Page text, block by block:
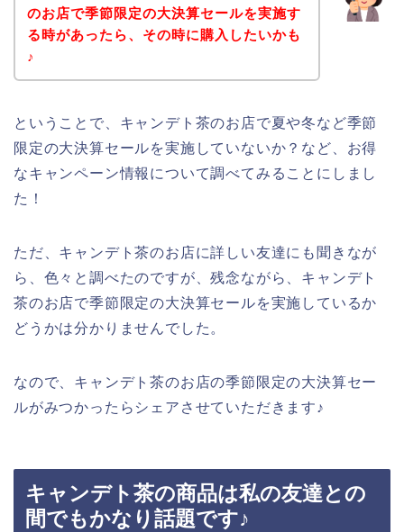
のお店で季節限定の大決算セールを実施す
る時があったら、その時に購入したいかも
♪
ということで、キャンデト茶のお店で夏や冬など季節
限定の大決算セールを実施していないか？など、お得
なキャンペーン情報について調べてみることにしまし
た！
ただ、キャンデト茶のお店に詳しい友達にも聞きなが
ら、色々と調べたのですが、残念ながら、キャンデト
茶のお店で季節限定の大決算セールを実施しているか
どうかは分かりませんでした。
なので、キャンデト茶のお店の季節限定の大決算セー
ルがみつかったらシェアさせていただきます♪
キャンデト茶の商品は私の友達との
間でもかなり話題です♪